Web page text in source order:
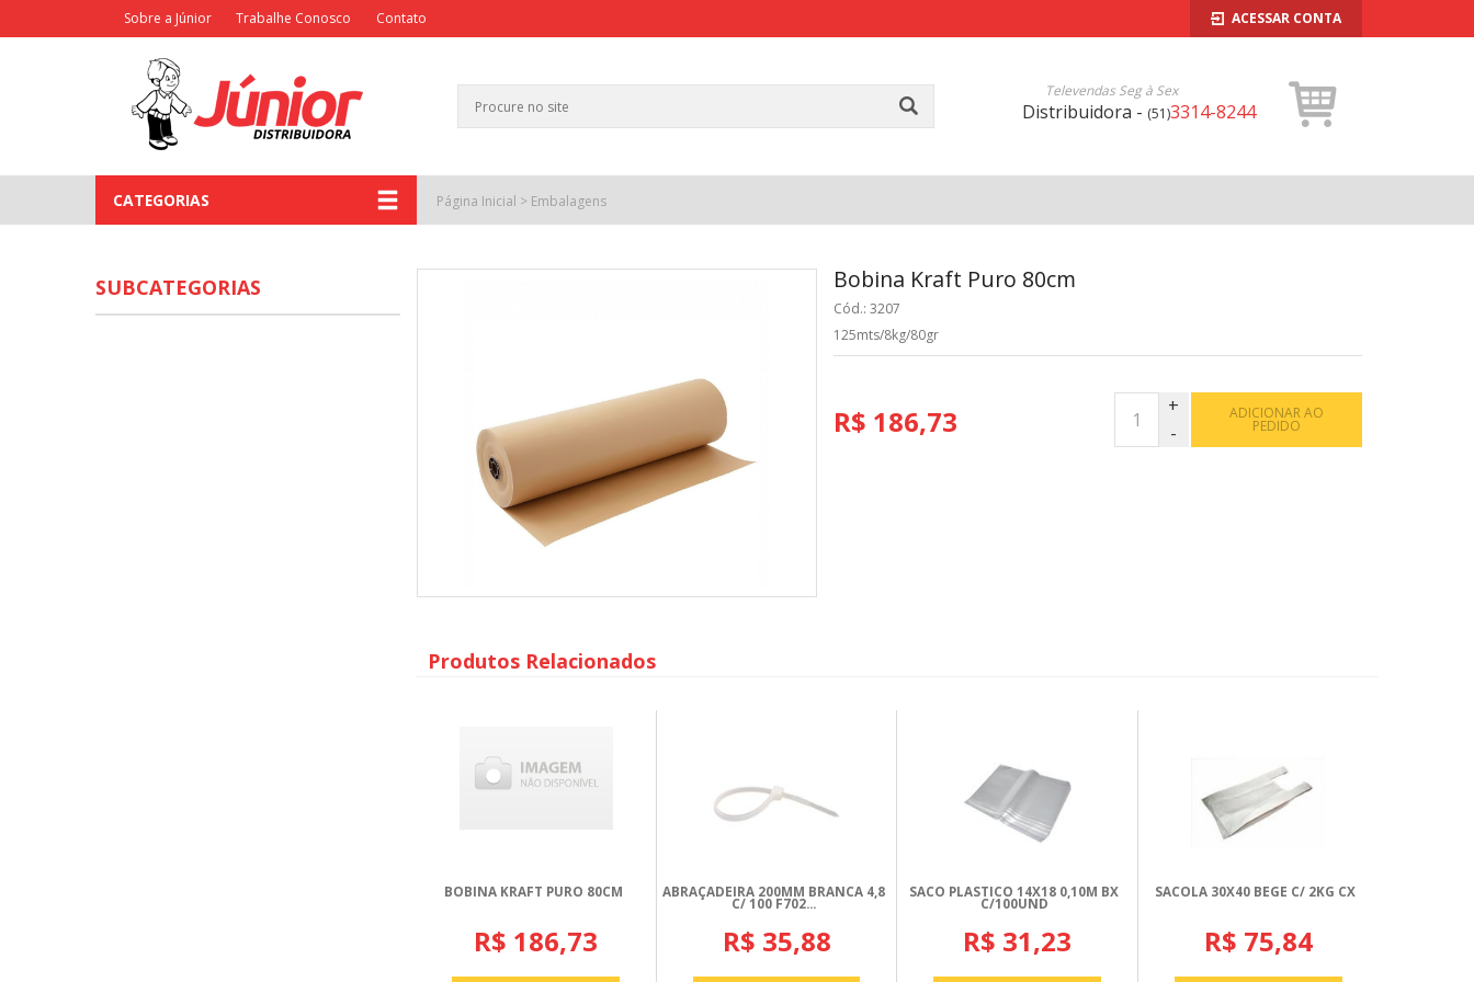
Sobre a Júnior Trabalhe Conosco Contato ACESSAR CONTA
Televendas Seg à Sex
Distribuidora - (51)3314-8244
CATEGORIAS Página Inicial > Embalagens
Bobina Kraft Puro 80cm
Cód.: 3207
125mts/8kg/80gr
R$ 186,73 ADICIONAR AO
PEDIDO
Produtos Relacionados
BOBINA KRAFT PURO 80CM
R$ 186,73
ABRAÇADEIRA 200MM BRANCA 4,8
C/ 100 F702...
R$ 35,88
SACO PLASTICO 14X18 0,10M BX
C/100UND
R$ 31,23
SACOLA 30X40 BEGE C/ 2KG CX
R$ 75,84
SUBCATEGORIAS